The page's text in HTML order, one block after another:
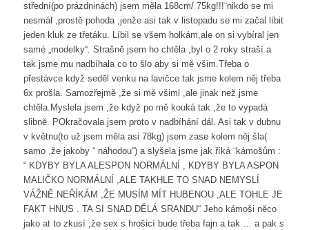
střední(po prázdninách) jsem měla 168cm/ 75kg!!!¨nikdo se mi
nesmál ,prostě pohoda ,jenže asi tak v listopadu se mi začal líbit
jeden kluk ze třetáku. Líbil se všem holkám,ale on si vybíral jen
samé „modelky“. Strašně jsem ho chtěla ,byl o 2 roky straší a
tak jsme mu nadbíhala co to šlo aby si mě všim.Třeba o
přestávce když seděl venku na lavičce tak jsme kolem něj třeba
6x prošla. Samozřejmě ,že si mě všiml ,ale jinak než jsme
chtěla.Myslela jsem ,že když po mě kouká tak ,že to vypadá
slibně. POkračovala jsem proto v nadbíhání dál. Asi tak v dubnu
v květnu(to už jsem měla asi 78kg) jsem zase kolem něj šla(
samo ,že jakoby “ náhodou“) a slyšela jsme jak říká ¨kámošům :
“ KDYBY BYLA ALESPON NORMÁLNÍ , KDYBY BYLA ASPON
MALIČKO NORMÁLNÍ ,ALE TAKHLE TO SNAD NEMYSLÍ
VÁŽNĚ.NEŘÍKÁM ,ŽE MUSÍM MÍT HUBENOU ,ALE TOHLE JE
FAKT HNUS . TA SI SNAD DĚLÁ SRANDU“ Jeho kámoši něco
jako at to zkusí ,že sex s hrošicí bude třeba fajn a tak … a pak s